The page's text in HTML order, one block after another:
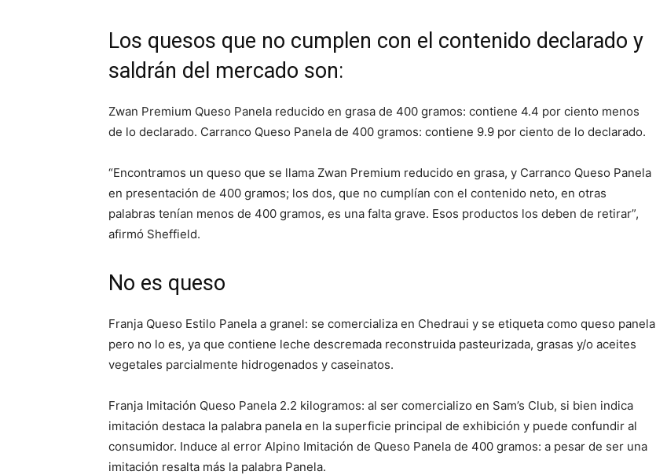
Los quesos que no cumplen con el contenido declarado y
saldrán del mercado son:
Zwan Premium Queso Panela reducido en grasa de 400 gramos: contiene 4.4 por ciento menos
de lo declarado. Carranco Queso Panela de 400 gramos: contiene 9.9 por ciento de lo declarado.
“Encontramos un queso que se llama Zwan Premium reducido en grasa, y Carranco Queso Panela
en presentación de 400 gramos; los dos, que no cumplían con el contenido neto, en otras
palabras tenían menos de 400 gramos, es una falta grave. Esos productos los deben de retirar”,
afirmó Sheffield.
No es queso
Franja Queso Estilo Panela a granel: se comercializa en Chedraui y se etiqueta como queso panela
pero no lo es, ya que contiene leche descremada reconstruida pasteurizada, grasas y/o aceites
vegetales parcialmente hidrogenados y caseinatos.
Franja Imitación Queso Panela 2.2 kilogramos: al ser comercializo en Sam’s Club, si bien indica
imitación destaca la palabra panela en la superficie principal de exhibición y puede confundir al
consumidor. Induce al error Alpino Imitación de Queso Panela de 400 gramos: a pesar de ser una
imitación resalta más la palabra Panela.